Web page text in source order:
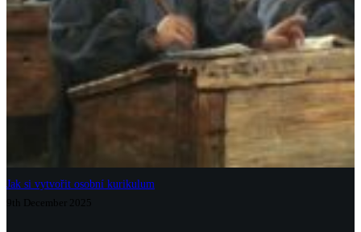
Jak si vytvořit osobní kurikulum
9th December 2025